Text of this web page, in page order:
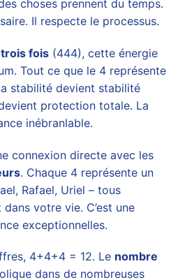
choses prennent du temps.
Il respecte le processus.
fois (444), cette énergie
Tout ce que le 4 représente
stabilité devient stabilité
protection totale. La
inébranlable.
connexion directe avec les
. Chaque 4 représente un
Rafael, Uriel – tous
votre vie. C’est une
exceptionnelles.
4+4+4 = 12. Le nombre
dans de nombreuses